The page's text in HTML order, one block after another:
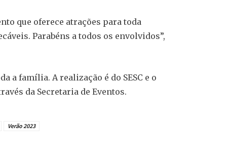
que oferece atrações para toda
Parabéns a todos os envolvidos”,
a família. A realização é do SESC e o
da Secretaria de Eventos.
Verão 2023